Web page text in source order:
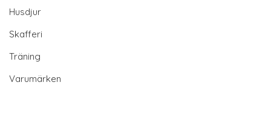
Husdjur
Skafferi
Träning
Varumärken